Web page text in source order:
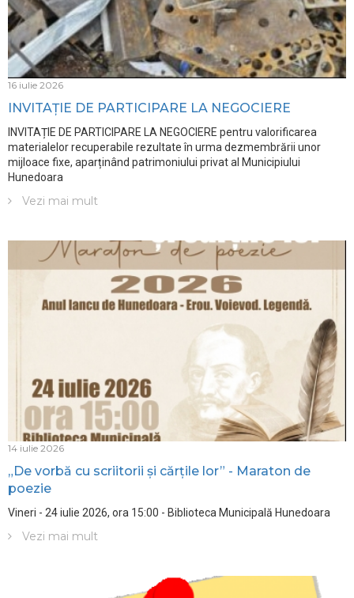
16 iulie 2026
INVITAȚIE DE PARTICIPARE LA NEGOCIERE
INVITAȚIE DE PARTICIPARE LA NEGOCIERE pentru valorificarea
materialelor recuperabile rezultate în urma dezmembrării unor
mijloace fixe, aparținând patrimoniului privat al Municipiului
Hunedoara
Vezi mai mult
14 iulie 2026
„De vorbă cu scriitorii și cărțile lor” - Maraton de
poezie
Vineri - 24 iulie 2026, ora 15:00 - Biblioteca Municipală Hunedoara
Vezi mai mult